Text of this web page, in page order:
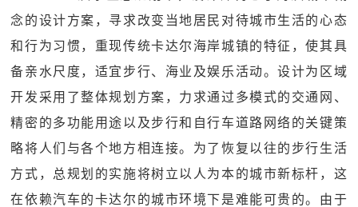
念的设计方案，寻求改变当地居民对待城市生活的心态
和行为习惯，重现传统卡达尔海岸城镇的特征，使其具
备亲水尺度，适宜步行、海业及娱乐活动。设计为区域
开发采用了整体规划方案，力求通过多模式的交通网、
精密的多功能用途以及步行和自行车道路网络的关键策
略将人们与各个地方相连接。为了恢复以往的步行生活
方式，总规划的实施将树立以人为本的城市新标杆，这
在依赖汽车的卡达尔的城市环境下是难能可贵的。由于